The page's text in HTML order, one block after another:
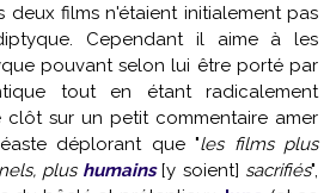
deux films n'étaient initialement pas
Cependant il aime à les
pouvant selon lui être porté par
tout en étant radicalement
clôt sur un petit commentaire amer
déplorant que "les films plus
plus humains[y soient] sacrifiés",